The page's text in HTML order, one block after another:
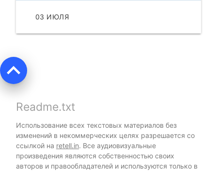
03 ИЮЛЯ
keyboard_arrow_up
Readme.txt
Использование всех текстовых материалов без
изменений в некоммерческих целях разрешается со
ссылкой на retell.in. Все аудиовизуальные
произведения являются собственностью своих
авторов и правообладателей и используются только в